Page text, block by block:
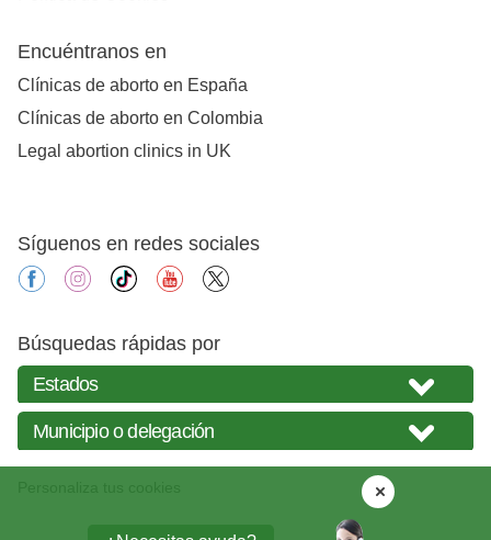
Encuéntranos en
Clínicas de aborto en España
Clínicas de aborto en Colombia
Legal abortion clinics in UK
Síguenos en redes sociales
facebookinstagram
tiktok youtube
Búsquedas rápidas por